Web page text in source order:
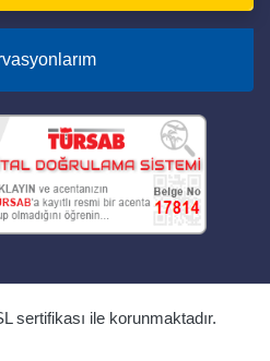
sertifikası ile korunmaktadır.